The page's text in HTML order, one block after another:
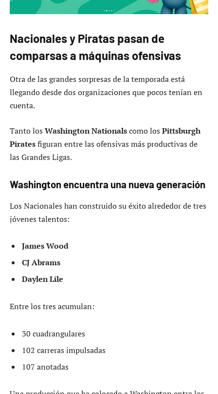
Nacionales y Piratas pasan de
comparsas a máquinas ofensivas
Otra de las grandes sorpresas de la temporada está
llegando desde dos organizaciones que pocos tenían en
cuenta.
Tanto los Washington Nationalscomo los Pittsburgh
Piratesfiguran entre las ofensivas más productivas de
las Grandes Ligas.
Washington encuentra una nueva generación
Los Nacionales han construido su éxito alrededor de tres
jóvenes talentos:
James Wood
CJ Abrams
Daylen Lile
Entre los tres acumulan:
30 cuadrangulares
102 carreras impulsadas
107 anotadas